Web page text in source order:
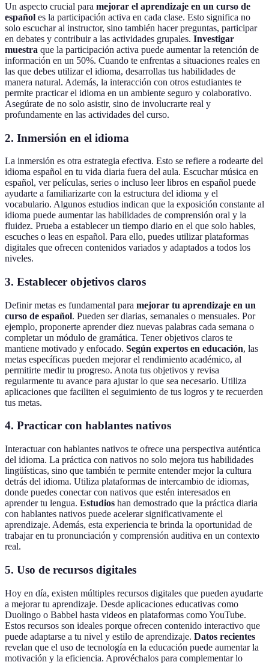
Un aspecto crucial para mejorar el aprendizaje en un curso de
español es la participación activa en cada clase. Esto significa no
solo escuchar al instructor, sino también hacer preguntas, participar
en debates y contribuir a las actividades grupales. Investigar
muestra que la participación activa puede aumentar la retención de
información en un 50%. Cuando te enfrentas a situaciones reales en
las que debes utilizar el idioma, desarrollas tus habilidades de
manera natural. Además, la interacción con otros estudiantes te
permite practicar el idioma en un ambiente seguro y colaborativo.
Asegúrate de no solo asistir, sino de involucrarte real y
profundamente en las actividades del curso.
2. Inmersión en el idioma
La inmersión es otra estrategia efectiva. Esto se refiere a rodearte del
idioma español en tu vida diaria fuera del aula. Escuchar música en
español, ver películas, series o incluso leer libros en español puede
ayudarte a familiarizarte con la estructura del idioma y el
vocabulario. Algunos estudios indican que la exposición constante al
idioma puede aumentar las habilidades de comprensión oral y la
fluidez. Prueba a establecer un tiempo diario en el que solo hables,
escuches o leas en español. Para ello, puedes utilizar plataformas
digitales que ofrecen contenidos variados y adaptados a todos los
niveles.
3. Establecer objetivos claros
Definir metas es fundamental para mejorar tu aprendizaje en un
curso de español. Pueden ser diarias, semanales o mensuales. Por
ejemplo, proponerte aprender diez nuevas palabras cada semana o
completar un módulo de gramática. Tener objetivos claros te
mantiene motivado y enfocado. Según expertos en educación, las
metas específicas pueden mejorar el rendimiento académico, al
permitirte medir tu progreso. Anota tus objetivos y revisa
regularmente tu avance para ajustar lo que sea necesario. Utiliza
aplicaciones que faciliten el seguimiento de tus logros y te recuerden
tus metas.
4. Practicar con hablantes nativos
Interactuar con hablantes nativos te ofrece una perspectiva auténtica
del idioma. La práctica con nativos no solo mejora tus habilidades
lingüísticas, sino que también te permite entender mejor la cultura
detrás del idioma. Utiliza plataformas de intercambio de idiomas,
donde puedes conectar con nativos que estén interesados en
aprender tu lengua. Estudios han demostrado que la práctica diaria
con hablantes nativos puede acelerar significativamente el
aprendizaje. Además, esta experiencia te brinda la oportunidad de
trabajar en tu pronunciación y comprensión auditiva en un contexto
real.
5. Uso de recursos digitales
Hoy en día, existen múltiples recursos digitales que pueden ayudarte
a mejorar tu aprendizaje. Desde aplicaciones educativas como
Duolingo o Babbel hasta videos en plataformas como YouTube.
Estos recursos son ideales porque ofrecen contenido interactivo que
puede adaptarse a tu nivel y estilo de aprendizaje. Datos recientes
revelan que el uso de tecnología en la educación puede aumentar la
motivación y la eficiencia. Aprovéchalos para complementar lo